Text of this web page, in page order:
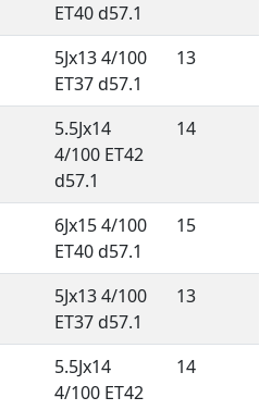
ET40 d57.1
5Jx13 4/100
ET37 d57.1
13
5.5Jx14
4/100 ET42
d57.1
14
6Jx15 4/100
ET40 d57.1
15
5Jx13 4/100
ET37 d57.1
13
5.5Jx14
4/100 ET42
14